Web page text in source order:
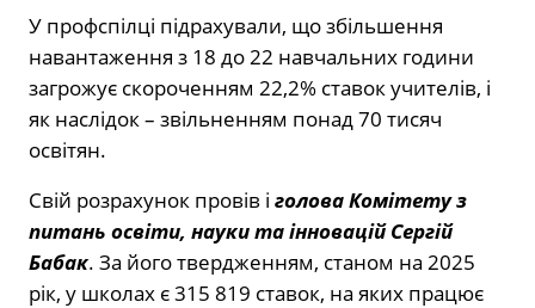
У профспілці підрахували, що збільшення
навантаження з 18 до 22 навчальних години
загрожує скороченням 22,2% ставок учителів, і
як наслідок – звільненням понад 70 тисяч
освітян.
Свій розрахунок провів і голова Комітету з
питань освіти, науки та інновацій Сергій
Бабак. За його твердженням, станом на 2025
рік, у школах є 315 819 ставок, на яких працює